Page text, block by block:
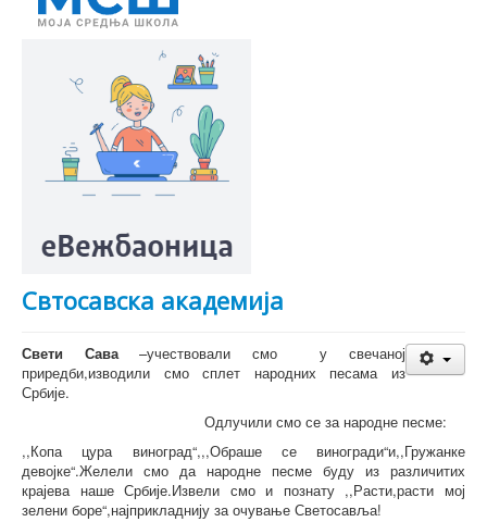
Свтосавска академија
Свети Сава–учествовали смо у свечаној
приредби,изводили смо сплет народних песама из
Србије.
Одлучили смо се за народне песме:
,,Копа цура виноград“,,,Обраше се виногради“и,,Гружанке
девојке“.Желели смо да народне песме буду из различитих
крајева наше Србије.Извели смо и познату ,,Расти,расти мој
зелени боре“,најприкладнију за очување Светосавља!